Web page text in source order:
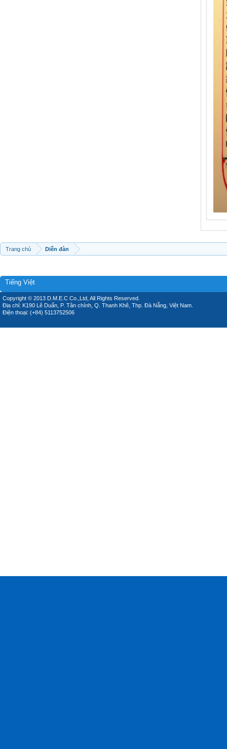
Trang chủ Diễn đàn
Tiếng Việt
Copyright © 2013 D.M.E.C Co.,Ltd, All Rights Reserved.
Địa chỉ: K190 Lê Duẩn, P. Tân chính, Q. Thanh Khê, Thp. Đà Nẵng, Việt Nam.
Điện thoại: (+84) 5113752506